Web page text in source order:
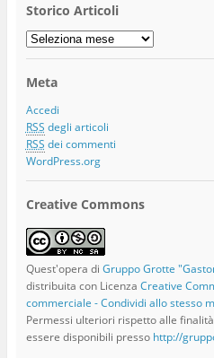
Storico Articoli
Storico
Articoli
Meta
Accedi
RSS degli articoli
RSS dei commenti
WordPress.org
Creative Commons
Quest'opera di Gruppo Grotte
distribuita con Licenza Creative
commerciale - Condividi allo stesso
Permessi ulteriori rispetto alle
essere disponibili presso http://